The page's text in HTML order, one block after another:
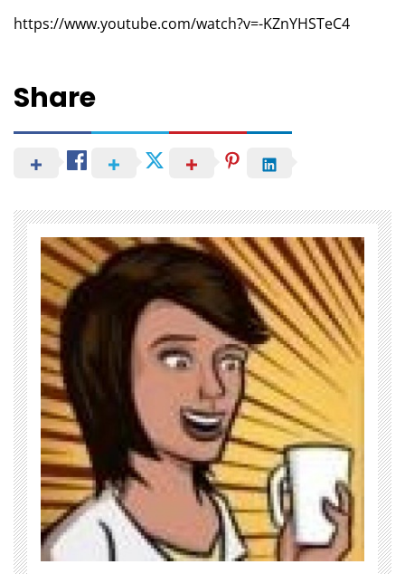
https://www.youtube.com/watch?v=-KZnYHSTeC4
Share